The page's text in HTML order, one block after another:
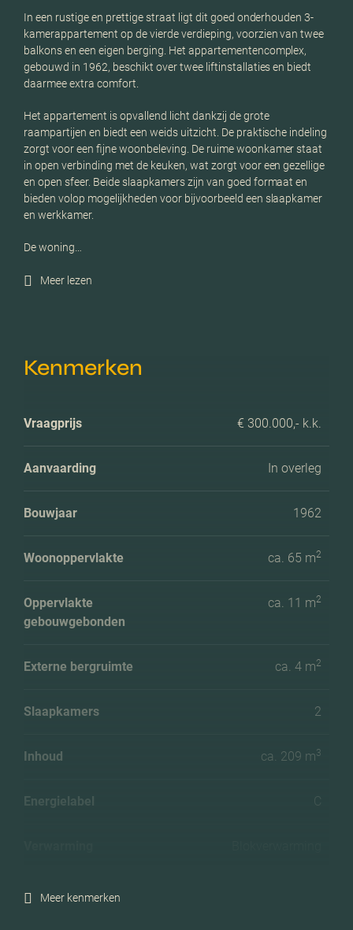
In een rustige en prettige straat ligt dit goed onderhouden 3-
kamerappartement op de vierde verdieping, voorzien van twee
balkons en een eigen berging. Het appartementencomplex,
gebouwd in 1962, beschikt over twee liftinstallaties en biedt
daarmee extra comfort.
Het appartement is opvallend licht dankzij de grote
raampartijen en biedt een weids uitzicht. De praktische indeling
zorgt voor een fijne woonbeleving. De ruime woonkamer staat
in open verbinding met de keuken, wat zorgt voor een gezellige
en open sfeer. Beide slaapkamers zijn van goed formaat en
bieden volop mogelijkheden voor bijvoorbeeld een slaapkamer
en werkkamer.
De woning…
Meer lezen
Kenmerken
Vraagprijs € 300.000,- k.k.
Aanvaarding In overleg
Bouwjaar 1962
Woonoppervlakte ca. 65 m2
Oppervlakte
gebouwgebonden
ca. 11 m2
Externe bergruimte ca. 4 m2
Slaapkamers 2
Inhoud ca. 209 m3
Energielabel C
Voorzieningen
Meer kenmerken